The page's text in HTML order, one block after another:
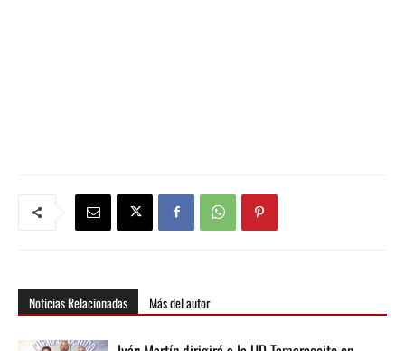
Noticias Relacionadas Más del autor